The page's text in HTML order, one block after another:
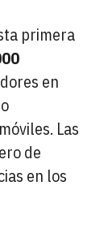
primera
en
Las
de
en los